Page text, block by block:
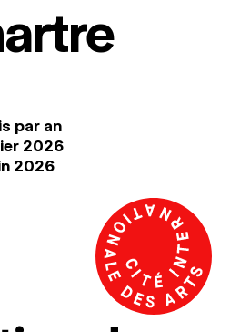
par an
2026
2026